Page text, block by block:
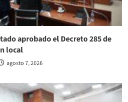
aprobado el Decreto 285 de
local
agosto 7, 2026